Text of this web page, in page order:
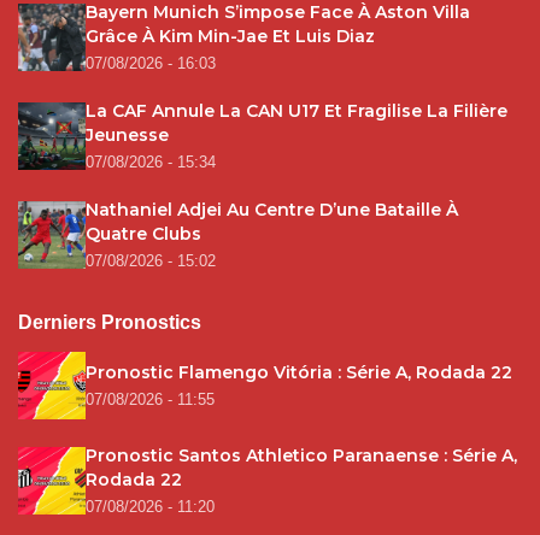
Bayern Munich S’impose Face À Aston Villa
Grâce À Kim Min-Jae Et Luis Diaz
07/08/2026 - 16:03
La CAF Annule La CAN U17 Et Fragilise La Filière
Jeunesse
07/08/2026 - 15:34
Nathaniel Adjei Au Centre D’une Bataille À
Quatre Clubs
07/08/2026 - 15:02
Derniers Pronostics
Pronostic Flamengo Vitória : Série A, Rodada 22
07/08/2026 - 11:55
Pronostic Santos Athletico Paranaense : Série A,
Rodada 22
07/08/2026 - 11:20